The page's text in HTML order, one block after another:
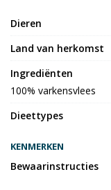
Dieren
Land van herkomst
Ingrediënten
100% varkensvlees
Dieettypes
KENMERKEN
Bewaarinstructies